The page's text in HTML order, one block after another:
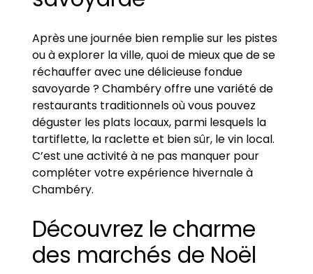
Après une journée bien remplie sur les pistes
ou à explorer la ville, quoi de mieux que de se
réchauffer avec une délicieuse fondue
savoyarde ? Chambéry offre une variété de
restaurants traditionnels où vous pouvez
déguster les plats locaux, parmi lesquels la
tartiflette, la raclette et bien sûr, le vin local.
C’est une activité à ne pas manquer pour
compléter votre expérience hivernale à
Chambéry.
Découvrez le charme
des marchés de Noël